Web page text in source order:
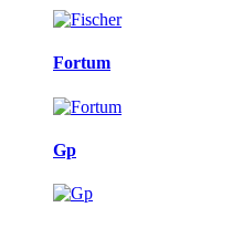
Fortum
Gp